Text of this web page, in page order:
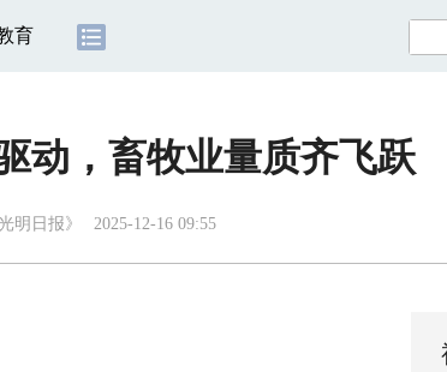
育
动，畜牧业量质齐飞跃
明日报》 2025-12-16 09:55